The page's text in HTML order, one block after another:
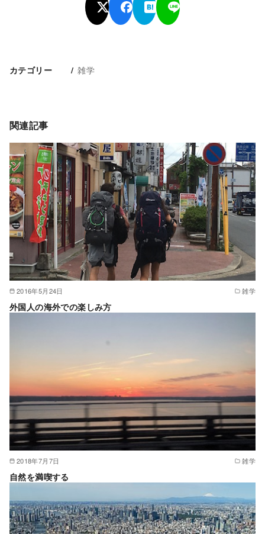
カテゴリー 雑学
関連記事
2016年5月24日 雑学
外国人の海外での楽しみ方
2018年7月7日 雑学
自然を満喫する